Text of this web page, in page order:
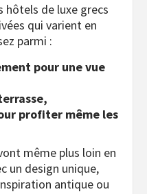
hôtels de luxe grecs
qui varient en
parmi :
pour une vue
profiter même les
même plus loin en
un design unique,
antique ou